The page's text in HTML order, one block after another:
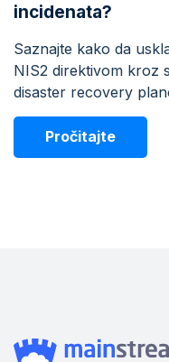
incidenata?
Saznajte kako da
NIS2 direktivom kroz
disaster recovery
Pročitajte